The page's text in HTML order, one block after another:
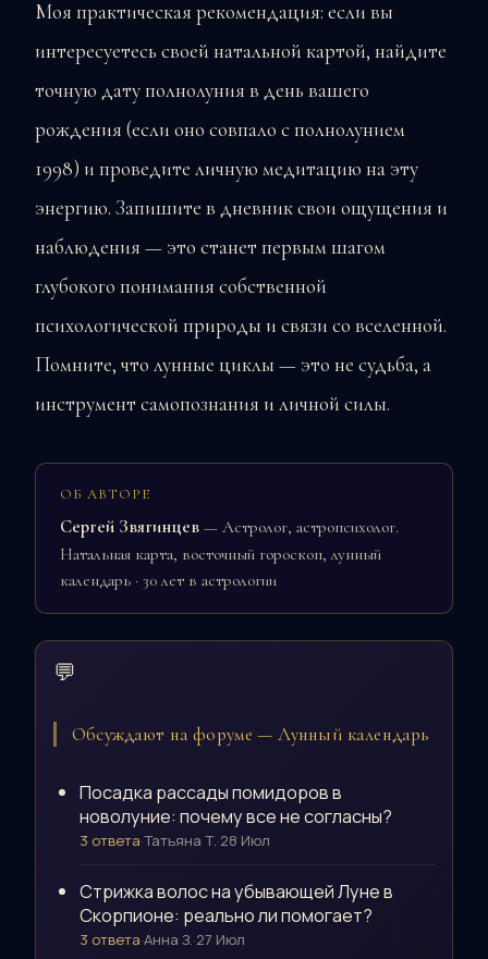
Моя практическая рекомендация: если вы
интересуетесь своей натальной картой, найдите
точную дату полнолуния в день вашего
рождения (если оно совпало с полнолунием
1998) и проведите личную медитацию на эту
энергию. Запишите в дневник свои ощущения и
наблюдения — это станет первым шагом
глубокого понимания собственной
психологической природы и связи со вселенной.
Помните, что лунные циклы — это не судьба, а
инструмент самопознания и личной силы.
ОБ АВТОРЕ
Сергей Звягинцев — Астролог, астропсихолог.
Натальная карта, восточный гороскоп, лунный
календарь · 30 лет в астрологии
💬
Обсуждают на форуме — Лунный календарь
Посадка рассады помидоров в
новолуние: почему все не согласны?
3 ответа·Татьяна Т.·28 Июл
Стрижка волос на убывающей Луне в
Скорпионе: реально ли помогает?
3 ответа·Анна З.·27 Июл